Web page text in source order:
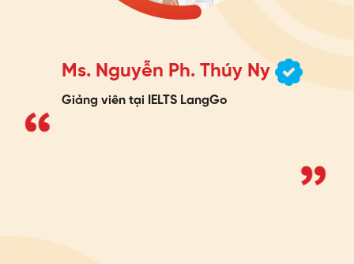
Ms. Nguyễn Ph. Thúy Ny
Giảng viên tại IELTS LangGo